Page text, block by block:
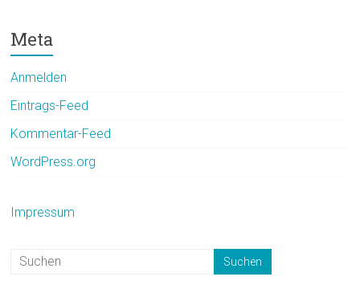
Meta
Anmelden
Eintrags-Feed
Kommentar-Feed
WordPress.org
Impressum